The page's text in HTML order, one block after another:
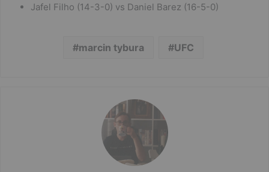
Jafel Filho (14-3-0) vs Daniel Barez (16-5-0)
marcin tybura UFC